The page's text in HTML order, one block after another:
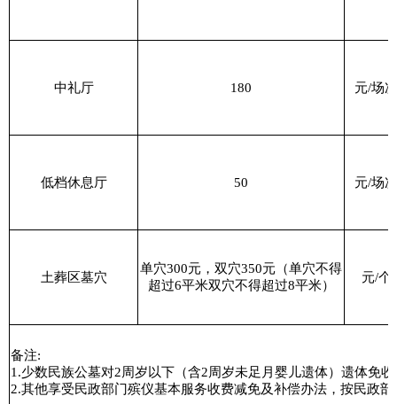
中礼厅 180 元/场次
低档休息厅 50 元/场次
土葬区墓穴
单穴300元，双穴350元（单穴不得
超过6平米双穴不得超过8平米）
元/个
备注:
1.少数民族公墓对2周岁以下（含2周岁未足月婴儿遗体）遗体免
2.其他享受民政部门殡仪基本服务收费减免及补偿办法，按民政